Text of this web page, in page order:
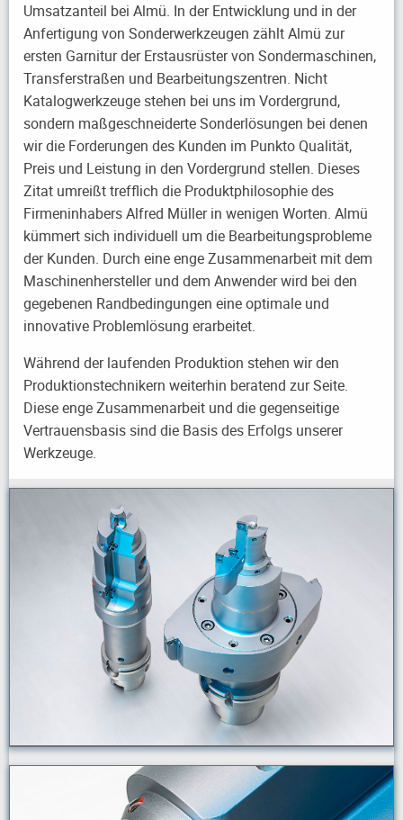
Umsatzanteil bei Almü. In der Entwicklung und in der
Anfertigung von Sonderwerkzeugen zählt Almü zur
ersten Garnitur der Erstausrüster von Sondermaschinen,
Transferstraßen und Bearbeitungszentren. Nicht
Katalogwerkzeuge stehen bei uns im Vordergrund,
sondern maßgeschneiderte Sonderlösungen bei denen
wir die Forderungen des Kunden im Punkto Qualität,
Preis und Leistung in den Vordergrund stellen. Dieses
Zitat umreißt trefflich die Produktphilosophie des
Firmeninhabers Alfred Müller in wenigen Worten. Almü
kümmert sich individuell um die Bearbeitungsprobleme
der Kunden. Durch eine enge Zusammenarbeit mit dem
Maschinenhersteller und dem Anwender wird bei den
gegebenen Randbedingungen eine optimale und
innovative Problemlösung erarbeitet.
Während der laufenden Produktion stehen wir den
Produktionstechnikern weiterhin beratend zur Seite.
Diese enge Zusammenarbeit und die gegenseitige
Vertrauensbasis sind die Basis des Erfolgs unserer
Werkzeuge.